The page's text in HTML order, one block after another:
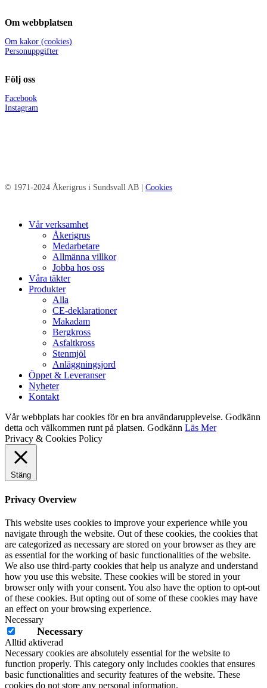
Om webbplatsen
Om kakor (cookies)
Personuppgifter
Följ oss
Facebook
Instagram
© 1971-2024 Åkerigrus i Sundsvall AB | Cookies
Close
Vår verksamhet
Åkerigrus
Medarbetare
Allmänna villkor
Jobba hos oss
Våra täkter
Produkter
Alla
CE-deklarationer
Makadam
Bergkross
Asfaltkross
Stenmjöl
Anläggningsjord
Öppet & Leveranser
Nyheter
Kontakt
Vår webbplats har cookies för en bra användarupplevelse. Godkänn
detta och välkommen runt på platsen. Godkänn Läs Mer
Privacy & Cookies Policy
Stäng
Privacy Overview
This website uses cookies to improve your experience while you
navigate through the website. Out of these cookies, the cookies that
are categorized as necessary are stored on your browser as they are
as essential for the working of basic functionalities of the website.
We also use third-party cookies that help us analyze and understand
how you use this website. These cookies will be stored in your
browser only with your consent. You also have the option to opt-out
of these cookies. But opting out of some of these cookies may have
an effect on your browsing experience.
Necessary
Necessary
Alltid aktiverad
Necessary cookies are absolutely essential for the website to
function properly. This category only includes cookies that ensures
basic functionalities and security features of the website. These
cookies do not store any personal information.